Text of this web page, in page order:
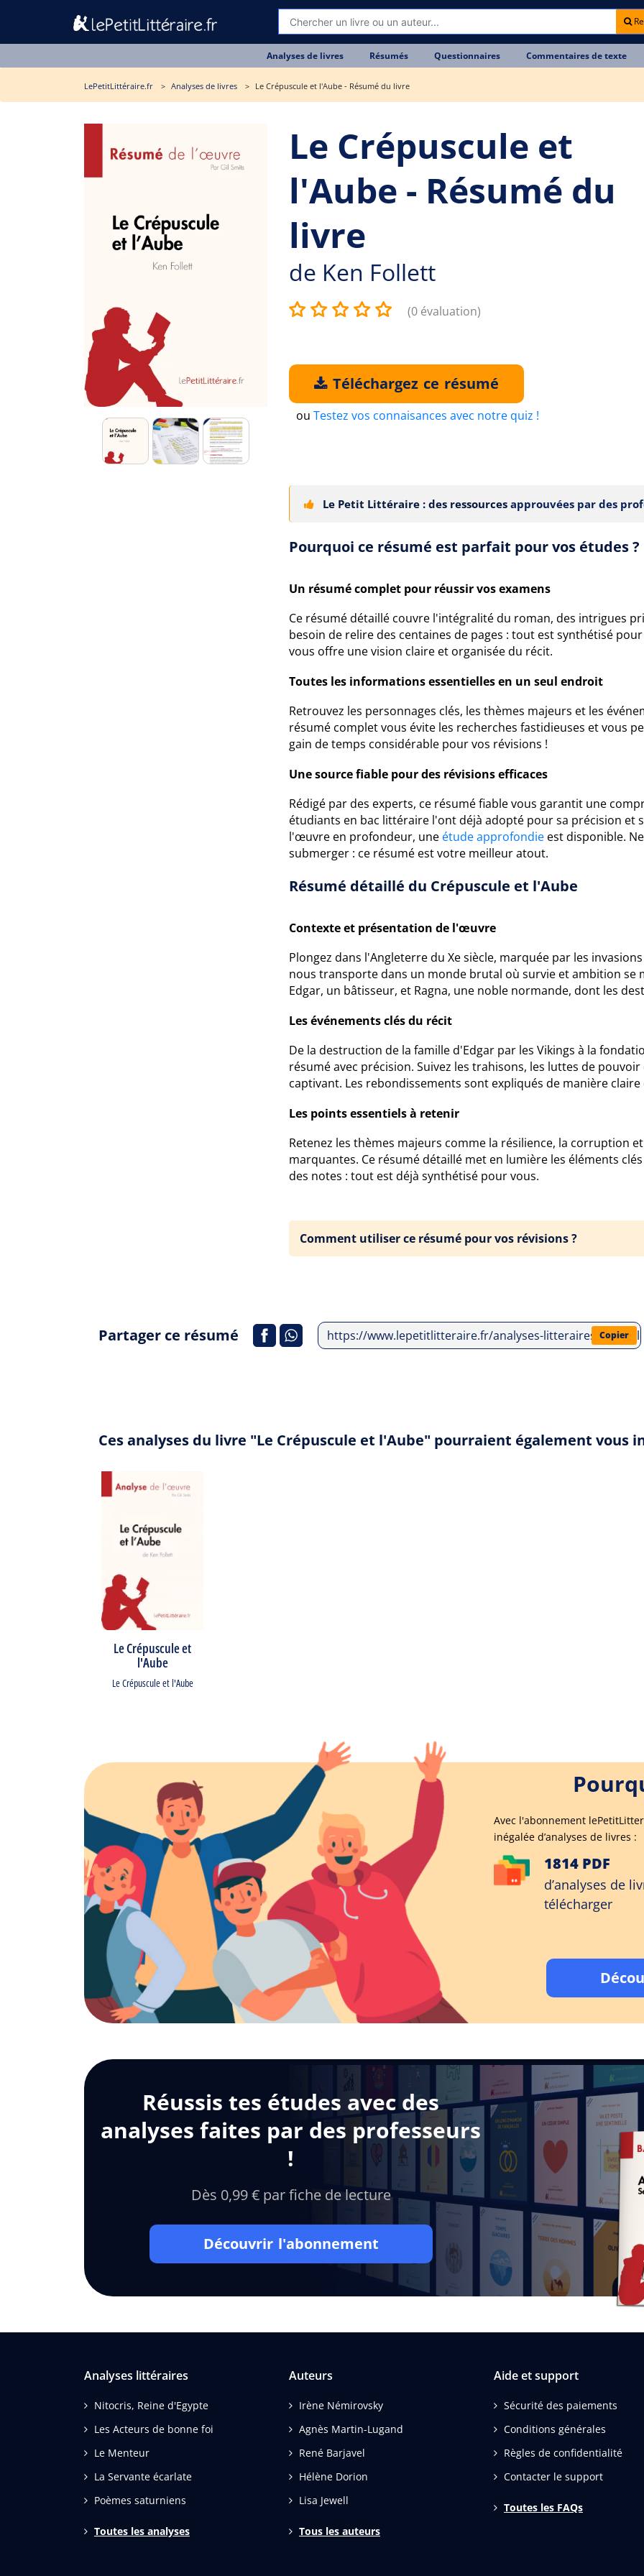
Analyses de livres Résumés Questionnaires Commentaires de texte
LePetitLittéraire.fr Analyses de livres Le Crépuscule et l'Aube - Résumé du livre
Le Crépuscule et
l'Aube - Résumé du
livre
de Ken Follett
(0 évaluation)
Téléchargez ce résumé
ou Testez vos connaisances avec notre quiz !
Le Petit Littéraire : des ressources approuvées par des
Pourquoi ce résumé est parfait pour vos études ?
Un résumé complet pour réussir vos examens
Ce résumé détaillé couvre l'intégralité du roman, des intrigues
besoin de relire des centaines de pages : tout est synthétisé
vous offre une vision claire et organisée du récit.
Toutes les informations essentielles en un seul endroit
Retrouvez les personnages clés, les thèmes majeurs et les
résumé complet vous évite les recherches fastidieuses et vous
gain de temps considérable pour vos révisions !
Une source fiable pour des révisions efficaces
Rédigé par des experts, ce résumé fiable vous garantit une
étudiants en bac littéraire l'ont déjà adopté pour sa précision et
l'œuvre en profondeur, une étude approfondie est disponible.
submerger : ce résumé est votre meilleur atout.
Résumé détaillé du Crépuscule et l'Aube
Contexte et présentation de l'œuvre
Plongez dans l'Angleterre du Xe siècle, marquée par les
nous transporte dans un monde brutal où survie et ambition se
Edgar, un bâtisseur, et Ragna, une noble normande, dont les
Les événements clés du récit
De la destruction de la famille d'Edgar par les Vikings à la
résumé avec précision. Suivez les trahisons, les luttes de
captivant. Les rebondissements sont expliqués de manière claire
Les points essentiels à retenir
Retenez les thèmes majeurs comme la résilience, la corruption
marquantes. Ce résumé détaillé met en lumière les éléments
des notes : tout est déjà synthétisé pour vous.
Comment utiliser ce résumé pour vos révisions ?
Partager ce résumé https://www.lepetitlitteraire.fr/analyses-litteraires/ken-
Copier
Ces analyses du livre "Le Crépuscule et l'Aube" pourraient également vous
Le Crépuscule et
l'Aube
Le Crépuscule et l'Aube
Avec l'abonnement
inégalée d’analyses de livres :
1814 PDF
d’analyses de
télécharger
Réussis tes études avec des
analyses faites par des professeurs
!
Dès 0,99 € par fiche de lecture
Découvrir l'abonnement
Analyses littéraires
Nitocris, Reine d'Egypte
Les Acteurs de bonne foi
Le Menteur
La Servante écarlate
Poèmes saturniens
Toutes les analyses
Auteurs
Irène Némirovsky
Agnès Martin-Lugand
René Barjavel
Hélène Dorion
Lisa Jewell
Tous les auteurs
Aide et support
Sécurité des paiements
Conditions générales
Règles de confidentialité
Contacter le support
Toutes les FAQs